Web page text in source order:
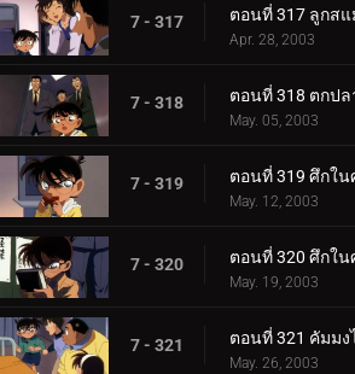
7 - 317
Apr. 28, 2003
7 - 318
May. 05, 2003
7 - 319
May. 12, 2003
7 - 320
May. 19, 2003
7 - 321
May. 26, 2003